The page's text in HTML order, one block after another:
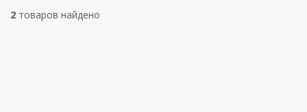
2 товаров найдено